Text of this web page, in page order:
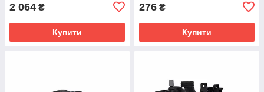
2 064 ₴
Купити
276 ₴
Купити